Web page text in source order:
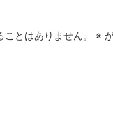
とはありません。 ※